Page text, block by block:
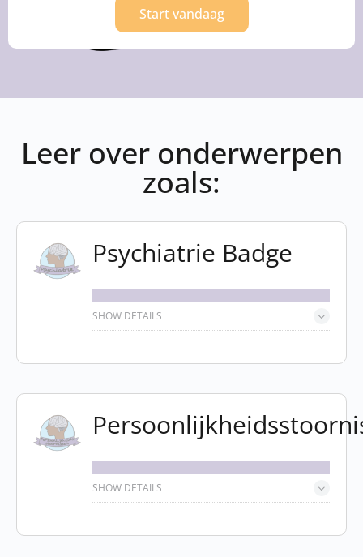
Start vandaag
Leer over onderwerpen
zoals:
Psychiatrie Badge
SHOW DETAILS
SHOW DETAILS